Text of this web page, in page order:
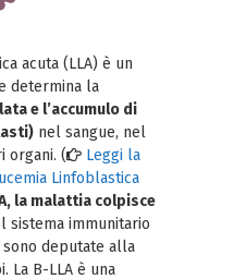
acuta (LLA) è un
determina la
e l’accumulo di
nel sangue, nel
organi. (
Leggi la
Linfoblastica
la malattia colpisce
sistema immunitario
deputate alla
La B-LLA è una